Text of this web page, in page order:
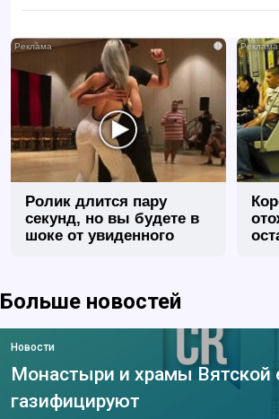
i
Ролик длится пару
секунд, но вы будете в
шоке от увиденного
Больше новостей
Новости
Монастыри и храмы Вятской
газифицируют